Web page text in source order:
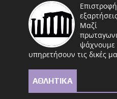
Μαζί
υπηρετήσουν τις δικές
ΑΘΛΗΤΙΚΑ